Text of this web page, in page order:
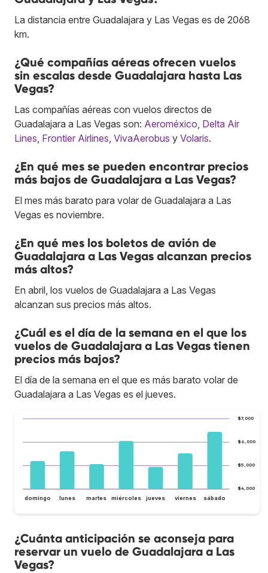
La distancia entre Guadalajara y Las Vegas es de 2068
km.
¿Qué compañías aéreas ofrecen vuelos
sin escalas desde Guadalajara hasta Las
Vegas?
Las compañías aéreas con vuelos directos de
Guadalajara a Las Vegas son: Aeroméxico Delta Air
Lines Frontier Airlines VivaAerobus y Volaris.
¿En qué mes se pueden encontrar precios
más bajos de Guadalajara a Las Vegas?
El mes más barato para volar de Guadalajara a Las
Vegas es noviembre.
¿En qué mes los boletos de avión de
Guadalajara a Las Vegas alcanzan precios
más altos?
En abril, los vuelos de Guadalajara a Las Vegas
alcanzan sus precios más altos.
¿Cuál es el día de la semana en el que los
vuelos de Guadalajara a Las Vegas tienen
precios más bajos?
El día de la semana en el que es más barato volar de
Guadalajara a Las Vegas es el jueves.
$4,000
$5,000
$6,000
$7,000
domingo lunes martes miércoles jueves viernes sábado
¿Cuánta anticipación se aconseja para
reservar un vuelo de Guadalajara a Las
Vegas?